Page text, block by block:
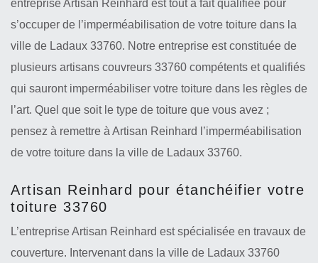
entreprise Artisan Reinhard est tout à fait qualifiée pour
s’occuper de l’imperméabilisation de votre toiture dans la
ville de Ladaux 33760. Notre entreprise est constituée de
plusieurs artisans couvreurs 33760 compétents et qualifiés
qui sauront imperméabiliser votre toiture dans les règles de
l’art. Quel que soit le type de toiture que vous avez ;
pensez à remettre à Artisan Reinhard l’imperméabilisation
de votre toiture dans la ville de Ladaux 33760.
Artisan Reinhard pour étanchéifier votre
toiture 33760
L’entreprise Artisan Reinhard est spécialisée en travaux de
couverture. Intervenant dans la ville de Ladaux 33760